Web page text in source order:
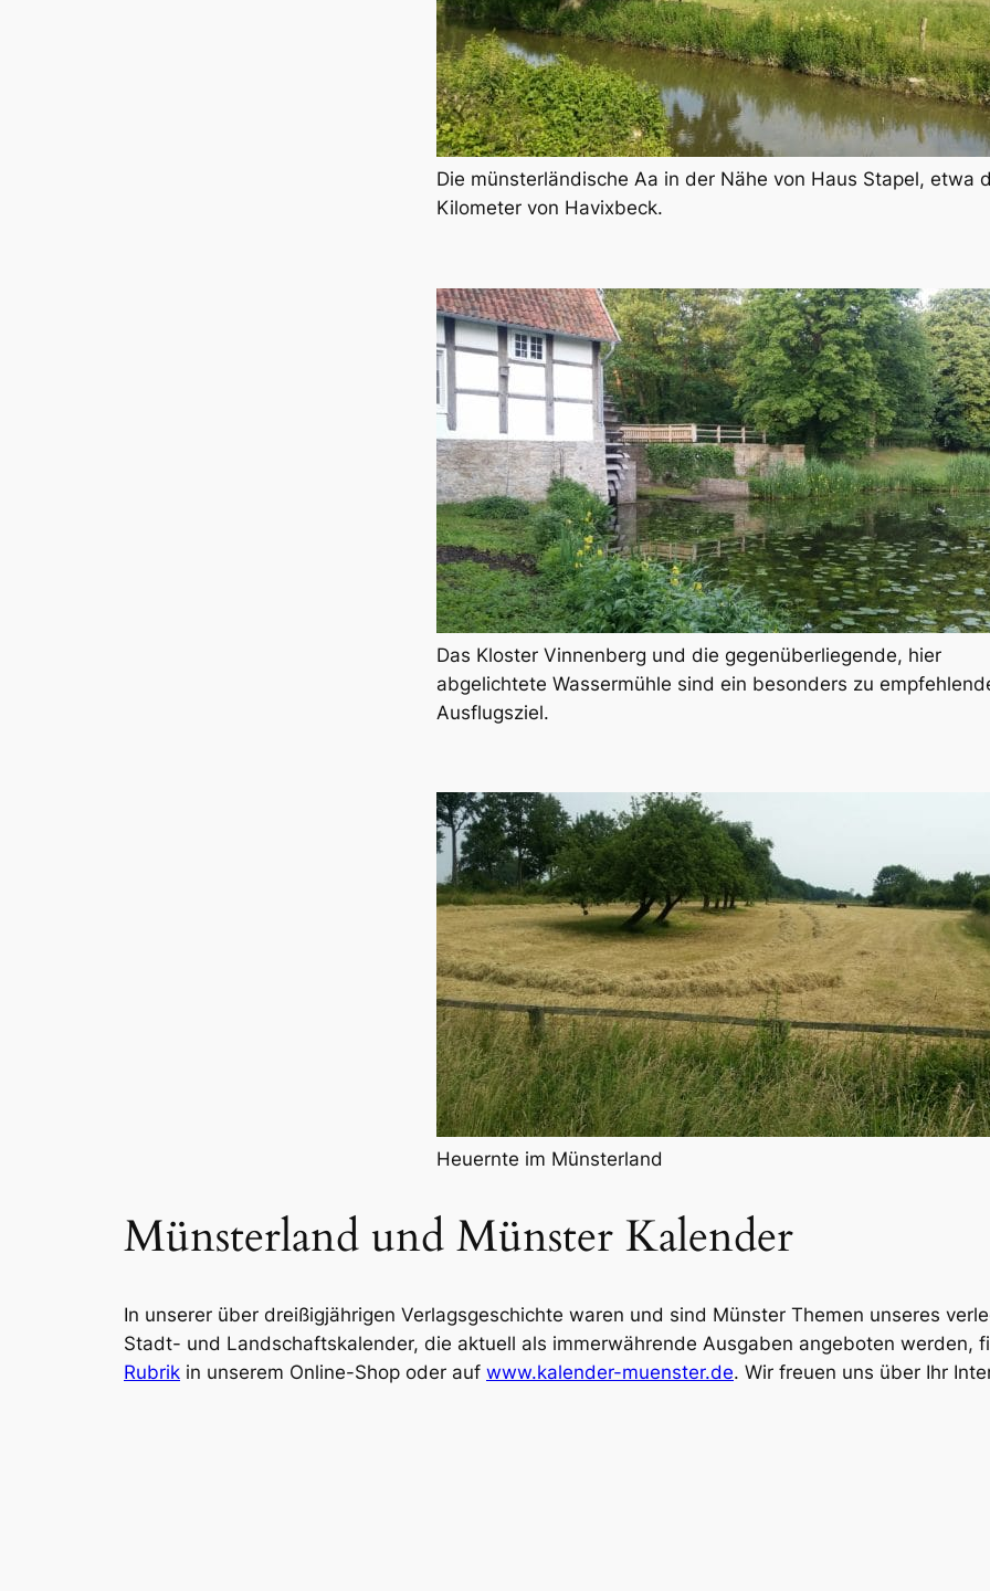
Die münsterländische Aa in der Nähe von Haus Stapel, etwa
Kilometer von Havixbeck.
Das Kloster Vinnenberg und die gegenüberliegende, hier
abgelichtete Wassermühle sind ein besonders zu
Ausflugsziel.
Heuernte im Münsterland
Münsterland und Münster Kalender
In unserer über dreißigjährigen Verlagsgeschichte waren und sind Münster Themen unseres
Stadt- und Landschaftskalender, die aktuell als immerwährende Ausgaben angeboten werden,
Rubrik in unserem Online-Shop oder auf www.kalender-muenster.de. Wir freuen uns über Ihr